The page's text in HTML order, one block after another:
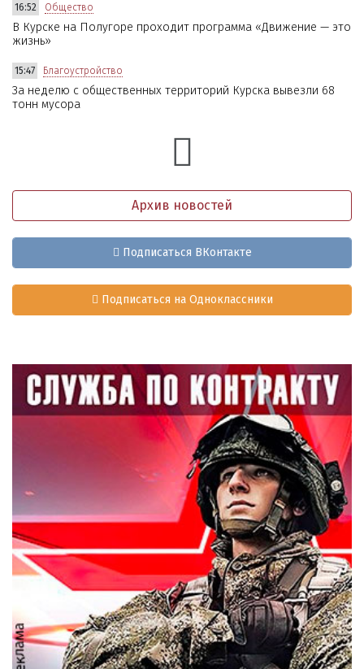
16:52 Общество
В Курске на Полугоре проходит программа «Движение — это
жизнь»
15:47 Благоустройство
За неделю с общественных территорий Курска вывезли 68
тонн мусора
Архив новостей
Подписаться ВКонтакте
Подписаться на Одноклассники